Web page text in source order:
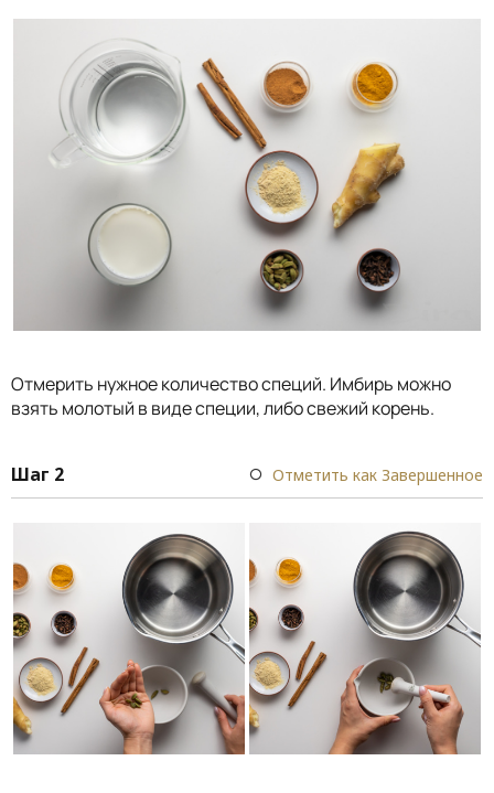
Отмерить нужное количество специй. Имбирь можно
взять молотый в виде специи, либо свежий корень.
Шаг 2 Отметить как Завершенное